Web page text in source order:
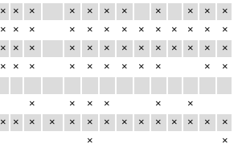
× × × × × × × × × × ×
× × × × × × × × × × × × ×
× × × × × × × × × × × × ×
× × × × × × × × × × ×
× × × × × ×
× × × × × × × × × × × × × ×
× ×